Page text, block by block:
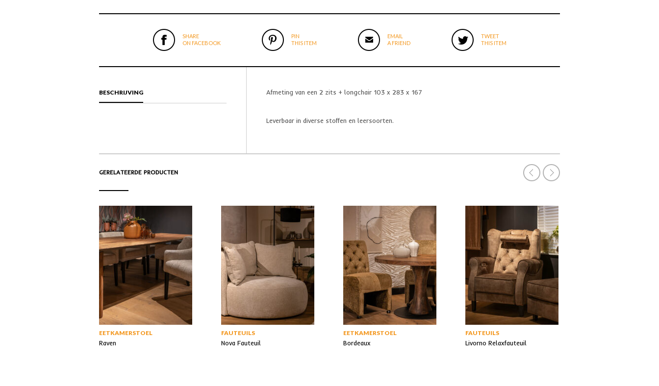
SHARE
ON FACEBOOK
PIN
THIS ITEM
EMAIL
A FRIEND
TWEET
THIS ITEM
BESCHRIJVING Afmeting van een 2 zits + longchair 103 x 283 x 167
Leverbaar in diverse stoffen en leersoorten.
GERELATEERDE PRODUCTEN
EETKAMERSTOEL
Raven
FAUTEUILS
Nova Fauteuil
EETKAMERSTOEL
Bordeaux
FAUTEUILS
Livorno Relaxfauteuil